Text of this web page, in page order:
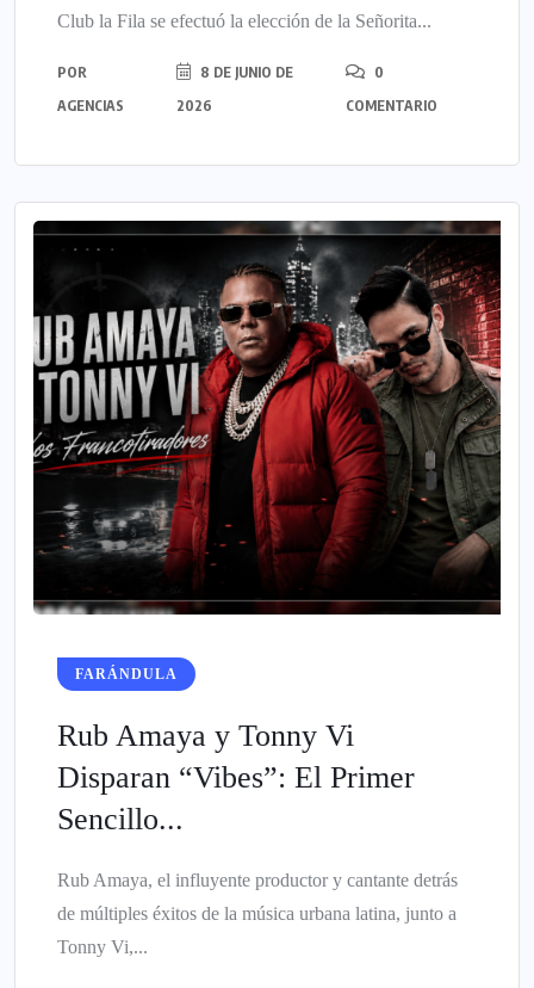
Club la Fila se efectuó la elección de la Señorita...
POR
AGENCIAS
8 DE JUNIO DE
2026
0
COMENTARIO
FARÁNDULA
Rub Amaya y Tonny Vi
Disparan “Vibes”: El Primer
Sencillo...
Rub Amaya, el influyente productor y cantante detrás
de múltiples éxitos de la música urbana latina, junto a
Tonny Vi,...